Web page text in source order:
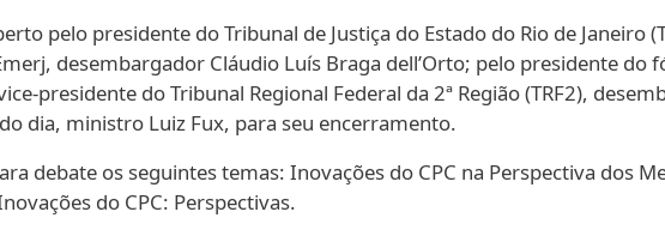
pelo presidente do Tribunal de Justiça do Estado do Rio de Janeiro
desembargador Cláudio Luís Braga dell’Orto; pelo presidente do
presidente do Tribunal Regional Federal da 2ª Região (TRF2),
dia, ministro Luiz Fux, para seu encerramento.
debate os seguintes temas: Inovações do CPC na Perspectiva dos
do CPC: Perspectivas.